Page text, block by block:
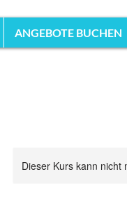
ANGEBOTE BUCHEN
Dieser Kurs kann nicht